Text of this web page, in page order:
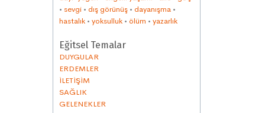
• sevgi • dış görünüş • dayanışma •
hastalık • yoksulluk • ölüm • yazarlık
Eğitsel Temalar
DUYGULAR
ERDEMLER
İLETİŞİM
SAĞLIK
GELENEKLER